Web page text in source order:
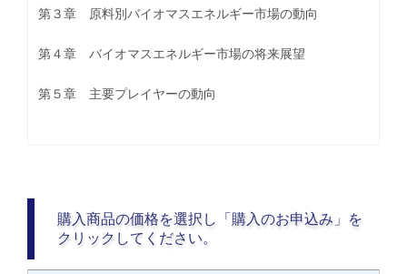
第３章 原料別バイオマスエネルギー市場の動向
第４章 バイオマスエネルギー市場の将来展望
第５章 主要プレイヤーの動向
購入商品の価格を選択し「購入のお申込み」を
クリックしてください。